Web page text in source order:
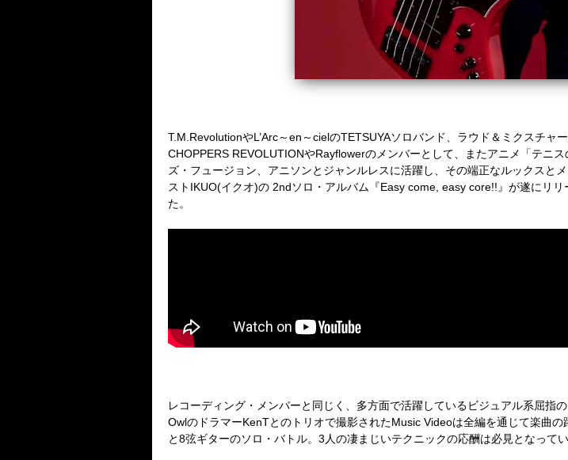
T.M.RevolutionやL’Arc～en ～cielのTETSUYAソロバンド、ラウド＆ミクスチャー
CHOPPERS REVOLUTIONやRayflowerのメンバーとして、またアニメ「テニ
ズ・フュージョン、アニソンとジャンルレスに活躍し、その端正なルックスと
スト IKUO(イクオ)の 2ndソロ・アルバム『Easy come, easy core!! 』が遂にリ
た。
レコーディング・メンバーと同じく、多方面で活躍しているビジュアル系屈指
OwlのドラマーKenTとのトリオで撮影されたMusic Videoは全編を通じて楽曲の
と8弦ギターのソロ・バトル。 3 人の凄まじいテクニックの応酬は必見となってい